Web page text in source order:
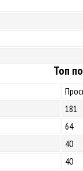
Топ
181
64
40
40